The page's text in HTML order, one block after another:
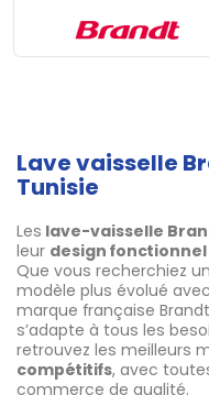
Lave vaisselle
Tunisie
Les lave-vaisselle
leur design fonctionnel
Que vous recherchiez
modèle plus évolué
marque française
s’adapte à tous les
retrouvez les meilleurs
compétitifs, avec
commerce de qualité.